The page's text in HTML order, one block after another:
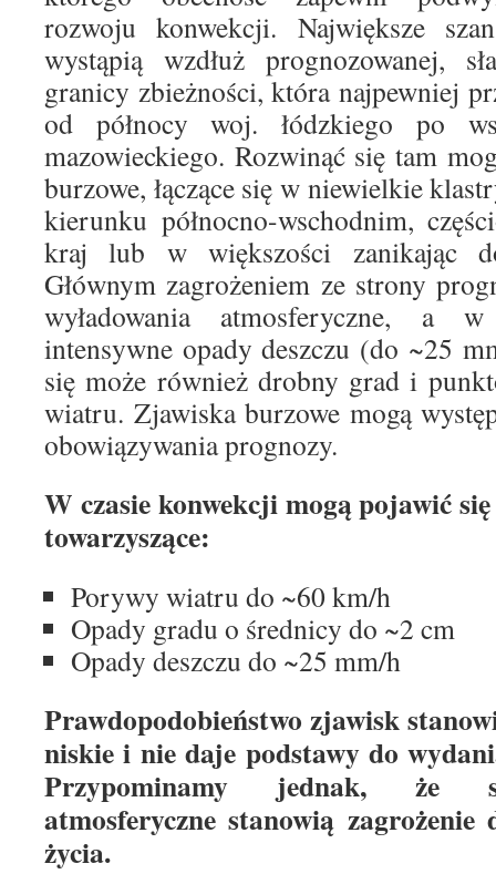
rozwoju konwekcji. Największe
wystąpią wzdłuż prognozowanej,
granicy zbieżności, która najpewniej
od północy woj. łódzkiego po
mazowieckiego. Rozwinąć się tam
burzowe, łączące się w niewielkie
kierunku północno-wschodnim,
kraj lub w większości zanikając
Głównym zagrożeniem ze strony
wyładowania atmosferyczne, a
intensywne opady deszczu (do ~25
się może również drobny grad i
wiatru. Zjawiska burzowe mogą
obowiązywania prognozy.
W czasie konwekcji mogą pojawić
towarzyszące:
Porywy wiatru do ~60 km/h
Opady gradu o średnicy do ~2 cm
Opady deszczu do ~25 mm/h
Prawdopodobieństwo zjawisk
niskie i nie daje podstawy do
Przypominamy jednak, że
atmosferyczne stanowią
życia.